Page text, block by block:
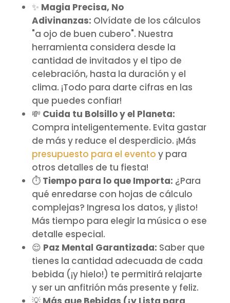
✨ Magia Precisa, No
Adivinanzas: Olvídate de los cálculos
"a ojo de buen cubero". Nuestra
herramienta considera desde la
cantidad de invitados y el tipo de
celebración, hasta la duración y el
clima. ¡Todo para darte cifras en las
que puedes confiar!
💸 Cuida tu Bolsillo y el Planeta:
Compra inteligentemente. Evita gastar
de más y reduce el desperdicio. ¡Más
presupuesto para el evento y para
otros detalles de tu fiesta!
⏱️ Tiempo para lo que Importa: ¿Para
qué enredarse con hojas de cálculo
complejas? Ingresa los datos, y ¡listo!
Más tiempo para elegir la música o ese
detalle especial.
😌 Paz Mental Garantizada: Saber que
tienes la cantidad adecuada de cada
bebida (¡y hielo!) te permitirá relajarte
y ser un anfitrión más presente y feliz.